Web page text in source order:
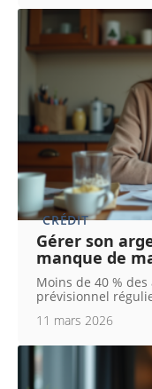
CRÉDIT
Gérer son
manque de
Moins de 40 %
prévisionnel
11 mars 2026